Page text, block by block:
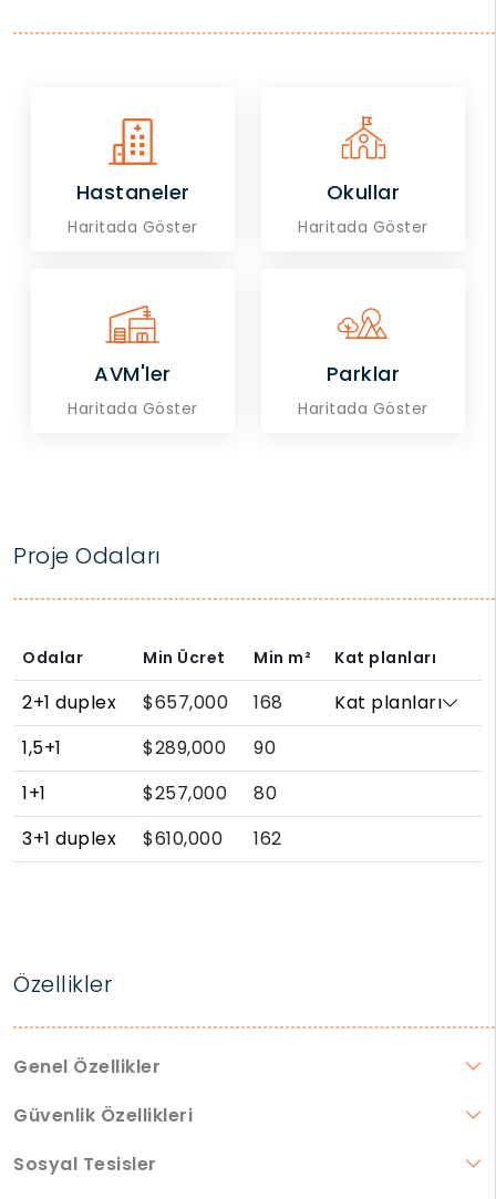
Hastaneler
Haritada Göster
Okullar
Haritada Göster
AVM'ler
Haritada Göster
Parklar
Haritada Göster
Proje Odaları
Odalar Min Ücret Min m² Kat planları
2+1 duplex $657,000 168
Kat planları
1,5+1
$289,000
90
1+1
$257,000
80
3+1 duplex
$610,000 162
Özellikler
Genel Özellikler
Güvenlik Özellikleri
Sosyal Tesisler